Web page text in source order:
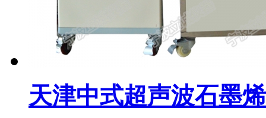
天津中式超声波石墨烯